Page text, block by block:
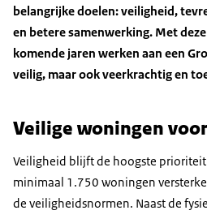
belangrijke doelen: veiligheid,
en betere samenwerking. Met
komende jaren werken aan een
veilig, maar ook veerkrachtig en
Veilige woningen
Veiligheid blijft de hoogste prioriteit
minimaal 1.750 woningen
de veiligheidsnormen. Naast de